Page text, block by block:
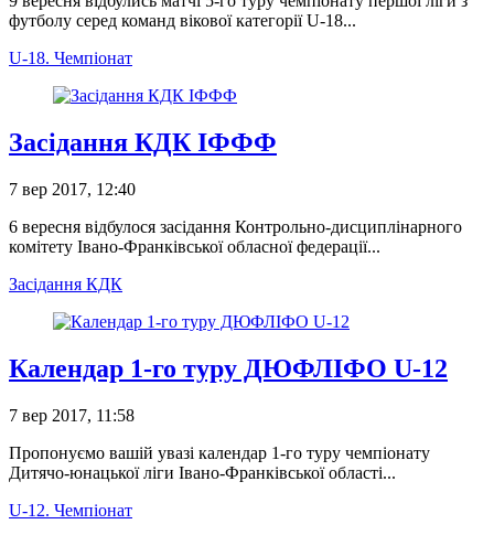
футболу серед команд вікової категорії U-18...
U-18. Чемпіонат
Засідання КДК ІФФФ
7 вер 2017, 12:40
6 вересня відбулося засідання Контрольно-дисциплінарного
комітету Івано-Франківської обласної федерації...
Засідання КДК
Календар 1-го туру ДЮФЛІФО U-12
7 вер 2017, 11:58
Пропонуємо вашій увазі календар 1-го туру чемпіонату
Дитячо-юнацької ліги Івано-Франківської області...
U-12. Чемпіонат